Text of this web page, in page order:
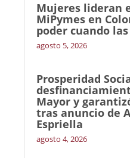
Mujeres lideran
MiPymes en
poder cuando
agosto 5, 2026
Prosperidad
Mayor y
tras anuncio de
Espriella
agosto 4, 2026